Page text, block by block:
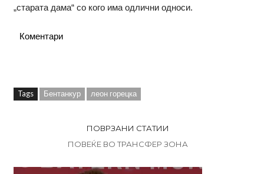
„старата дама“ со кого има одлични односи.
Коментари
Tags Бентанкур леон горецка
ПОВРЗАНИ СТАТИИ
ПОВЕЌЕ ВО ТРАНСФЕР ЗОНА